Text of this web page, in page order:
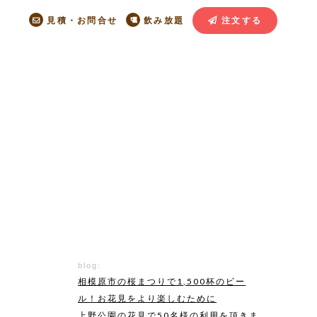
見積・お問合せ 飲み放題 注文する
blog:
相模原市の桜まつりで1,500杯のビー
ル！お花見をより楽しむために